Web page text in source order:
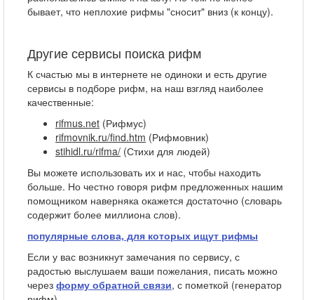
бывает, что неплохие рифмы "сносит" вниз (к концу).
Другие сервисы поиска рифм
К счастью мы в интернете не одиноки и есть другие
сервисы в подборе рифм, на наш взгляд наиболее
качественные:
rifmus.net (Рифмус)
rifmovnik.ru/find.htm (Рифмовник)
stihidl.ru/rifma/ (Стихи для людей)
Вы можете использовать их и нас, чтобы находить
больше. Но честно говоря рифм предложенных нашим
помощником наверняка окажется достаточно (словарь
содержит более миллиона слов).
популярные слова, для которых ищут рифмы
Если у вас возникнут замечания по сервису, с
радостью выслушаем ваши пожелания, писать можно
через форму обратной связи, с пометкой (генератор